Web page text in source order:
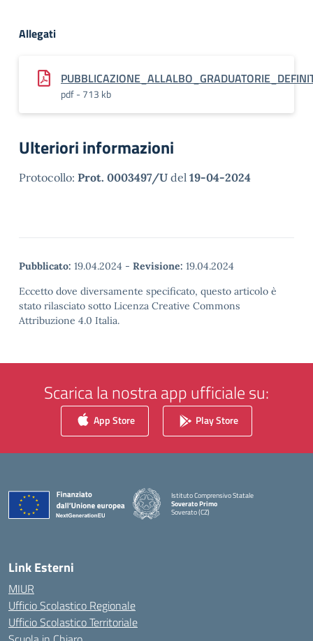
Allegati
pdf - 713 kb
Ulteriori informazioni
Protocollo: Prot. 0003497/U del 19-04-2024
Pubblicato: 19.04.2024 - Revisione: 19.04.2024
Eccetto dove diversamente specificato, questo articolo è
stato rilasciato sotto Licenza Creative Commons
Attribuzione 4.0 Italia.
Scarica la nostra app ufficiale su:
App Store Play Store
Istituto Comprensivo Statale
Soverato Primo
Soverato (CZ)
Link Esterni
MIUR
Ufficio Scolastico Regionale
Ufficio Scolastico Territoriale